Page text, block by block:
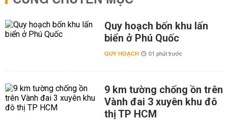
Quy hoạch bốn khu lấn
biển ở Phú Quốc
QUY HOẠCH 01 phút trước
9 km tường chống ồn trên
Vành đai 3 xuyên khu đô
thị TP HCM